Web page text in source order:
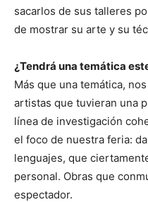
sacarlos de sus talleres
de mostrar su arte y su
¿Tendrá una temática
Más que una temática,
artistas que tuvieran una
línea de investigación
el foco de nuestra feria:
lenguajes, que
personal. Obras que
espectador.